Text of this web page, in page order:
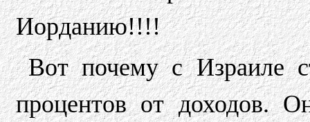
Иорданию!!!!
Вот почему с Израиле
процентов от доходов.